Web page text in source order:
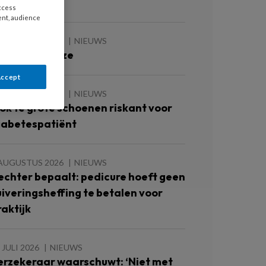
NIEUWS
zomer is roze
NIEUWS
te grote schoenen riskant voor
2026 NIEUWS
bepaalt: pedicure hoeft geen
te betalen voor
JULI 2026 NIEUWS
waarschuwt: ‘Niet met
audience